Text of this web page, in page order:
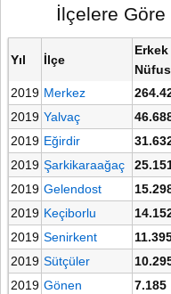
İlçelere
Yıl İlçe
Erkek
2019 Merkez
2019 Yalvaç
2019 Eğirdir
2019 Şarkikaraağaç
2019 Gelendost
2019 Keçiborlu
2019 Senirkent
2019 Sütçüler
2019 Gönen 7.185